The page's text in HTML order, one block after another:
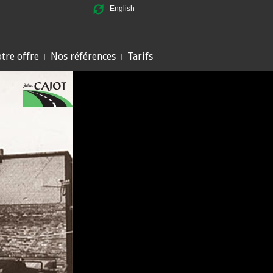
offre Nos références Tarifs
English